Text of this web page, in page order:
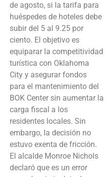
de agosto, si la tarifa para
huéspedes de hoteles debe
subir del 5 al 9.25 por
ciento. El objetivo es
equiparar la competitividad
turística con Oklahoma
City y asegurar fondos
para el mantenimiento del
BOK Center sin aumentar la
carga fiscal a los
residentes locales. Sin
embargo, la decisión no
estuvo exenta de fricción.
El alcalde Monroe Nichols
declaró que es un error